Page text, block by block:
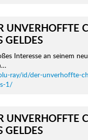
UNVERHOFFTE
GELDES
Interesse an seinem
ray/id/der-unverhoffte-
1/
UNVERHOFFTE
GELDES